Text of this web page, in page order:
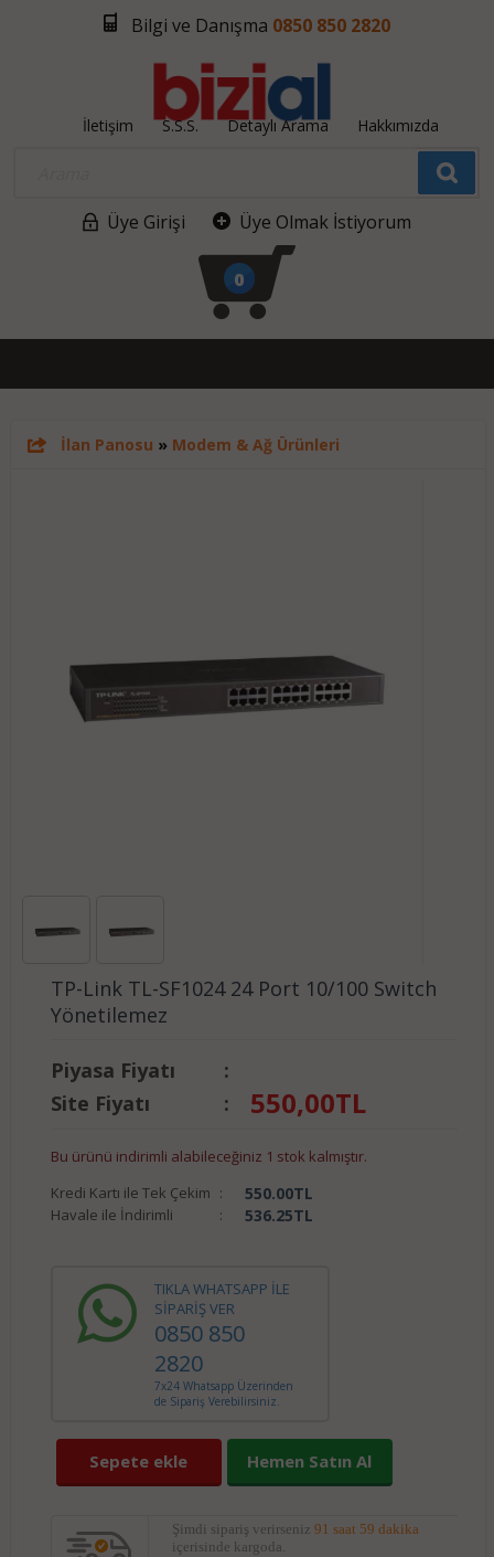
Bilgi ve Danışma 0850 850 2820
İletişim S.S.S. Detaylı Arama Hakkımızda
Üye Girişi Üye Olmak İstiyorum
0
İlan Panosu » Modem & Ağ Ürünleri
TP-Link TL-SF1024 24 Port 10/100 Switch
Yönetilemez
Piyasa Fiyatı
:
Site Fiyatı
: 550,00TL
Bu ürünü indirimli alabileceğiniz 1 stok kalmıştır.
Kredi Kartı ile Tek Çekim : 550.00TL
Havale ile İndirimli : 536.25TL
TIKLA WHATSAPP İLE
SİPARİŞ VER
0850 850
2820
7x24 Whatsapp Üzerinden
de Sipariş Verebilirsiniz.
Sepete ekle Hemen Satın Al
Şimdi sipariş verirseniz 91 saat 59 dakika
içerisinde kargoda.